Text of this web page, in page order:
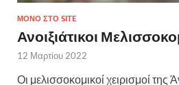
ΜΌΝΟ ΣΤΟ SITE
Ανοιξιάτικοι
12 Μαρτίου 2022
Οι μελισσοκομικοί χειρισμοί της